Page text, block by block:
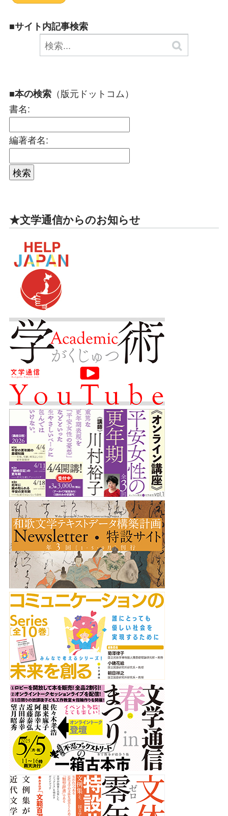
■サイト内記事検索
■本の検索 （版元ドットコム）
書名:
編著者名:
★文学通信からのお知らせ